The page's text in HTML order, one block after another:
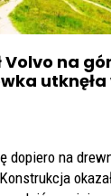
Volvo na
dopiero na